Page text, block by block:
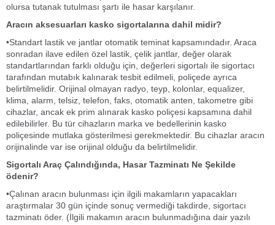
olursa tutanak tutulması şartı ile hasar karşılanır.
Aracın aksesuarları kasko sigortalarına dahil midir?
•Standart lastik ve jantlar otomatik teminat kapsamındadır. Araca
sonradan ilave edilen özel lastik, çelik jantlar, değer olarak
standartlarından farklı olduğu için, değerleri sigortalı ile sigortacı
tarafından mutabık kalınarak tesbit edilmeli, poliçede ayrıca
belirtilmelidir. Orijinal olmayan radyo, teyp, kolonlar, equalizer,
klima, alarm, telsiz, telefon, faks, otomatik anten, takometre gibi
cihazlar, ancak ek prim alınarak kasko poliçesi kapsamına dahil
edilebilirler. Bu tür cihazların marka ve bedellerinin kasko
poliçesinde mutlaka gösterilmesi gerekmektedir. Bu cihazlar aracın
orijinalinde var ise orijinal olduğu da belirtilmelidir.
Sigortalı Araç Çalındığında, Hasar Tazminatı Ne Şekilde
ödenir?
•Çalınan aracın bulunması için ilgili makamların yapacakları
araştırmalar 30 gün içinde sonuç vermediği takdirde, sigortacı
tazminatı öder. (İlgili makamın aracın bulunmadığına dair yazılı